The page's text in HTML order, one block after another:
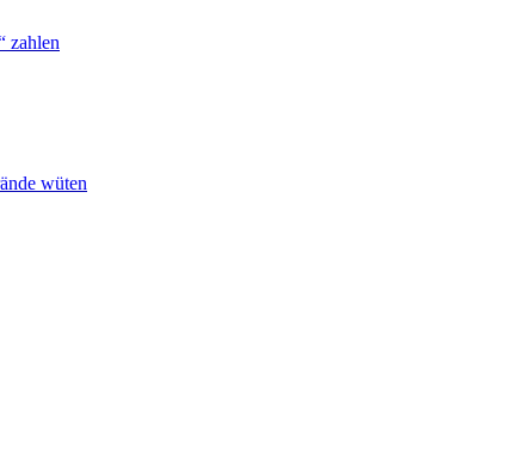
zahlen
wüten